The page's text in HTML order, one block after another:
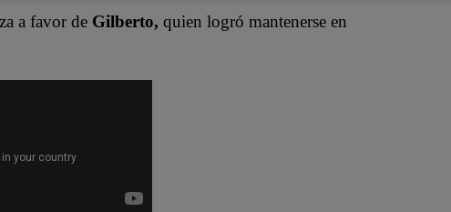
a favor de Gilberto, quien logró mantenerse en